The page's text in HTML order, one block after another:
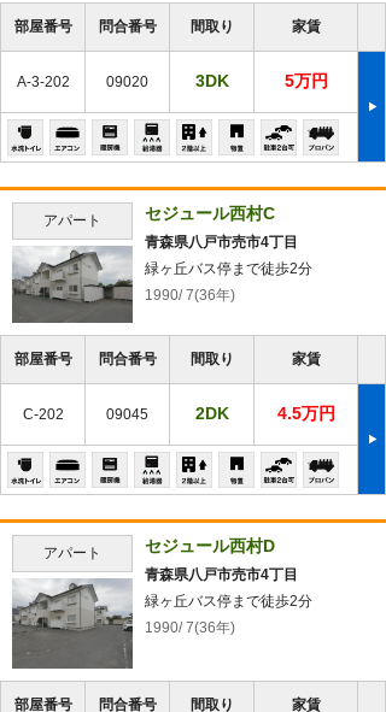
部屋番号 問合番号 間取り 家賃
A-3-202 09020 3DK 5万円
アパート セジュール西村C
青森県八戸市売市4丁目
緑ヶ丘バス停まで徒歩2分
1990/ 7(36年)
部屋番号 問合番号 間取り 家賃
C-202 09045 2DK 4.5万円
アパート セジュール西村D
青森県八戸市売市4丁目
緑ヶ丘バス停まで徒歩2分
1990/ 7(36年)
部屋番号 問合番号 間取り 家賃